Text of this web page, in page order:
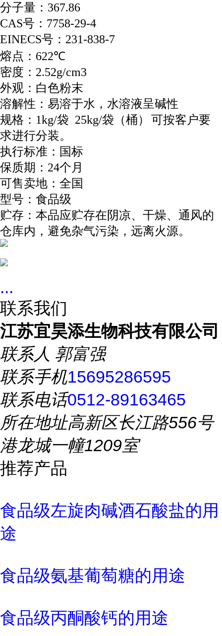
分子量： 367.86
CAS号： 7758-29-4
EINECS号： 231-838-7
熔点： 622℃
密度： 2.52g/cm3
外观：白色粉末
溶解性：易溶于水，水溶液呈碱性
规格： 1kg/袋 25kg/袋（桶）
可按客户要
求进行分装。
执行标准：国标
保质期： 24个月
可售卖地：全国
型号：食品级
贮存：本品应贮存在阴凉、干燥、通风的
仓库内，避免杂气污染，远离火源。
...
联系我们
江苏宜昊添生物科技有限公司
联系人 郭富强
联系手机15695286595
联系电话0512-89163465
所在地址高新区长江路556号
港龙城一幢1209室
推荐产品
食品级左旋肉碱酒石酸盐的用
途
食品级氨基葡萄糖的用途
食品级丙酮酸钙的用途